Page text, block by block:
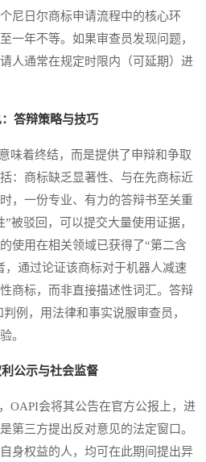
尼日尔商标申请流程中的核心环
一年不等。如果审查员发现问题，
人通常在规定时限内（可延期）进
答辩策略与技巧
着终结，而是提供了申辩和争取
：商标缺乏显著性、与在先商标近
，一份专业、有力的答辩书至关重
被驳回，可以提交大量使用证据，
使用在相关领域已获得了“第二含
，通过论证该商标对于机器人减速
商标，而非直接描述性词汇。答辩
例，用法律和事实说服审查员，
。
公示与社会监督
会将其公告在官方公报上，进
第三方提出反对意见的法定窗口。
身权益的人，均可在此期间提出异